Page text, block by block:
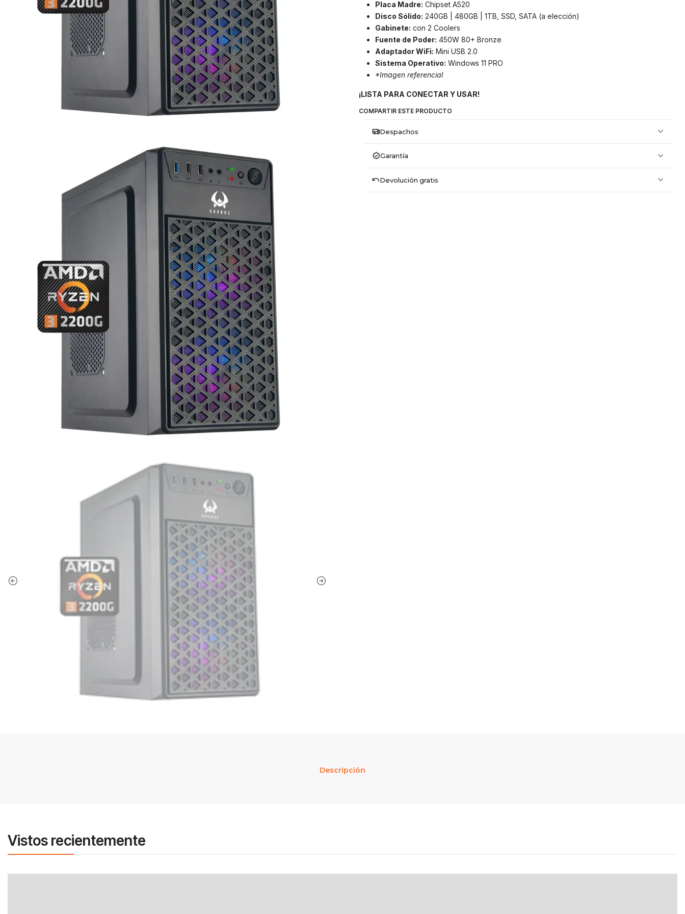
Placa Madre: Chipset A520
Disco Sólido: 240GB | 480GB | 1TB, SSD, SATA (a elección)
Gabinete: con 2 Coolers
Fuente de Poder: 450W 80+ Bronze
Adaptador WiFi: Mini USB 2.0
Sistema Operativo: Windows 11 PRO
*Imagen referencial
¡LISTA PARA CONECTAR Y USAR!
COMPARTIR ESTE PRODUCTO
Despachos
Garantía
Devolución gratis
Descripción
Vistos recientemente